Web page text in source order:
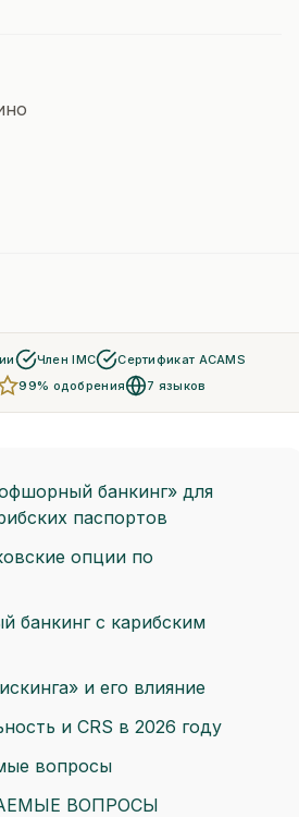
Член IMC
Сертификат ACAMS
99% одобрения 7 языков
банкинг» для
паспортов
опции по
банкинг с карибским
и его влияние
и CRS в 2026 году
вопросы
ВОПРОСЫ